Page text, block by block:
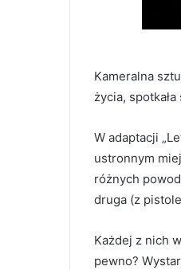
Kameralna
życia,
W adaptacji
ustronnym
różnych
druga (z
Każdej z nich
pewno?